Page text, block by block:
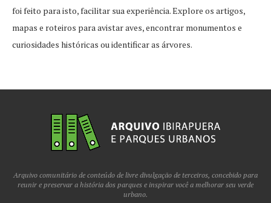
foi feito para isto, facilitar sua experiência. Explore os artigos,
mapas e roteiros para avistar aves, encontrar monumentos e
curiosidades históricas ou identificar as árvores.
Arquivo comunitário de conteúdo de livre divulgação de terceiros, concebido para
reunir e preservar a história dos parques e inspirar você a melhorar seu verde
urbano.